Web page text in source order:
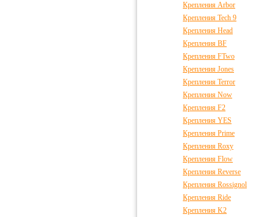
Крепления Arbor
Крепления Tech 9
Крепления Head
Крепления BF
Крепления FTwo
Крепления Jones
Крепления Terror
Крепления Now
Крепления F2
Крепления YES
Крепления Prime
Крепления Roxy
Крепления Flow
Крепления Reverse
Крепления Rossignol
Крепления Ride
Крепления K2